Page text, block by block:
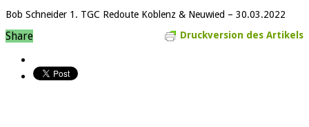
Bob Schneider 1. TGC Redoute Koblenz & Neuwied – 30.03.2022
Druckversion des Artikels
Share